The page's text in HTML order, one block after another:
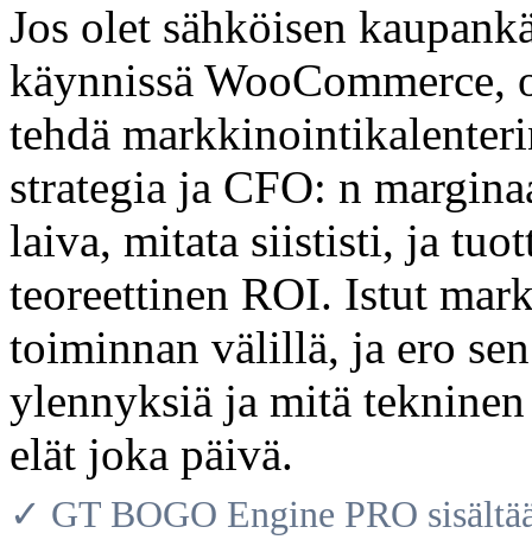
Jos olet sähköisen
käynnissä
tehdä
strategia ja CFO: n
laiva, mitata siististi, ja
teoreettinen ROI. Istut
toiminnan välillä, ja ero
ylennyksiä ja mitä
elät joka päivä.
✓ GT BOGO Engine PRO